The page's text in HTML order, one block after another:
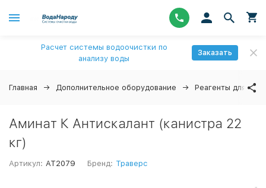
Расчет системы водоочистки по
анализу воды
Заказать
Главная Дополнительное оборудование Реагенты для
Аминат К Антискалант (канистра 22
кг)
Артикул: AT2079 Бренд: Траверс